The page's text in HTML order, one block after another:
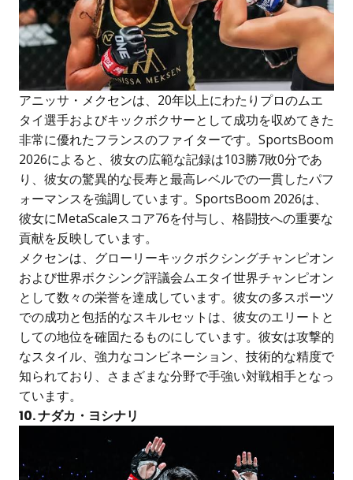
アニッサ・メクセンは、20年以上にわたりプロのムエ
タイ選手およびキックボクサーとして成功を収めてきた
非常に優れたフランスのファイターです。SportsBoom
2026によると、彼女の広範な記録は103勝7敗0分であ
り、彼女の驚異的な長寿と最高レベルでの一貫したパフ
ォーマンスを強調しています。SportsBoom 2026は、
彼女にMetaScaleスコア76を付与し、格闘技への重要な
貢献を反映しています。
メクセンは、グローリーキックボクシングチャンピオン
および世界ボクシング評議会ムエタイ世界チャンピオン
として数々の栄誉を達成しています。彼女の多スポーツ
での成功と包括的なスキルセットは、彼女のエリートと
しての地位を確固たるものにしています。彼女は攻撃的
なスタイル、強力なコンビネーション、技術的な精度で
知られており、さまざまな分野で手強い対戦相手となっ
ています。
10. ナダカ・ヨシナリ